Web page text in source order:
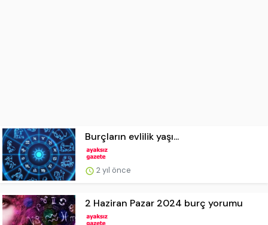
Burçların evlilik yaşı...
2 yıl önce
2 Haziran Pazar 2024 burç yorumu